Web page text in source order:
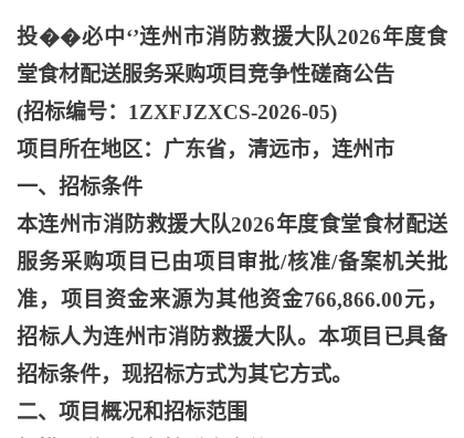
投��必中‘’连州市消防救援大队2026年度食
堂食材配送服务采购项目竞争性磋商公告
(招标编号：1ZXFJZXCS-2026-05)
项目所在地区：广东省，清远市，连州市
一、招标条件
本连州市消防救援大队2026年度食堂食材配送
服务采购项目已由项目审批/核准/备案机关批
准，项目资金来源为其他资金766,866.00元，
招标人为连州市消防救援大队。本项目已具备
招标条件，现招标方式为其它方式。
二、项目概况和招标范围